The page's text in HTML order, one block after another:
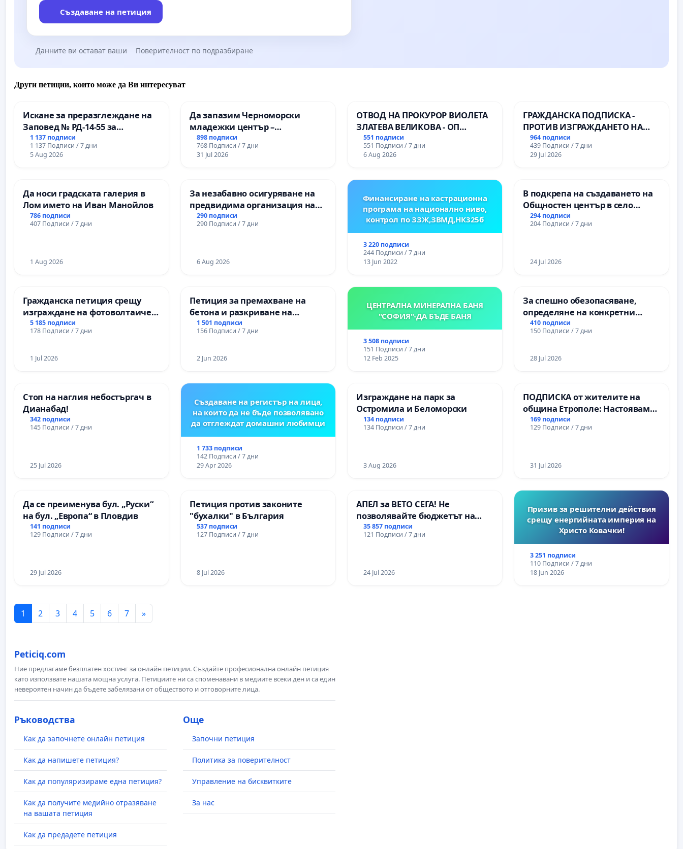
Създаване на петиция
Данните ви остават ваши Поверителност по подразбиране
Други петиции, които може да Ви интересуват
Искане за преразглеждане на
Заповед № РД-14-55 за
вливането на
Професионалната гимназия по
промишлени технологии в
Пазарджик
1 137 подписи
1 137 Подписи / 7 дни
5 Aug 2026
Да запазим Черноморски
младежки център –
пространство за младите на
Варна
898 подписи
768 Подписи / 7 дни
31 Jul 2026
ОТВОД НА ПРОКУРОР ВИОЛЕТА
ЗЛАТЕВА ВЕЛИКОВА - ОП
ДОБРИЧ
551 подписи
551 Подписи / 7 дни
6 Aug 2026
ГРАЖДАНСКА ПОДПИСКА -
ПРОТИВ ИЗГРАЖДАНЕТО НА
ВЪЖЕНА ЛИНИЯ (ЛИФТ) НА
ТЕРИТОРИЯТА НА ПРИРОДНА
ЗАБЕЛЕЖИТЕЛНОСТ „ХЪЛМ НА
964 подписи
439 Подписи / 7 дни
29 Jul 2026
Да носи градската галерия в
Лом името на Иван Манойлов
786 подписи
407 Подписи / 7 дни
1 Aug 2026
За незабавно осигуряване на
предвидима организация на
учебния процес и гарантиране
на правото на равнопоставено
Александър I“ и Хуманитарна
290 подписи
290 Подписи / 7 дни
6 Aug 2026
Финансиране на кастрационна
програма на национално ниво,
контрол по ЗЗЖ,ЗВМД,НК325б
3 220 подписи
244 Подписи / 7 дни
13 Jun 2022
В подкрепа на създаването на
Общностен център в село
Църква
294 подписи
204 Подписи / 7 дни
24 Jul 2026
Гражданска петиция срещу
изграждане на фотоволтаичен
парк в с.Прибой, общ. Радомир
5 185 подписи
178 Подписи / 7 дни
1 Jul 2026
Петиция за премахване на
бетона и разкриване на
античното сърце на
Могиланската могила във
1 501 подписи
156 Подписи / 7 дни
2 Jun 2026
ЦЕНТРАЛНА МИНЕРАЛНА БАНЯ
"СОФИЯ"-ДА БЪДЕ БАНЯ
3 508 подписи
151 Подписи / 7 дни
12 Feb 2025
За спешно обезопасяване,
определяне на конкретни
срокове и извършване на
цялостна рехабилитация на
пътен възел АМ „Тракия“ - гр.
410 подписи
150 Подписи / 7 дни
28 Jul 2026
Стоп на наглия небостъргач в
Дианабад!
342 подписи
145 Подписи / 7 дни
25 Jul 2026
Създаване на регистър на лица,
на които да не бъде позволявано
да отглеждат домашни любимци
1 733 подписи
142 Подписи / 7 дни
29 Apr 2026
Изграждане на парк за
Остромила и Беломорски
134 подписи
134 Подписи / 7 дни
3 Aug 2026
ПОДПИСКА от жителите на
община Етрополе: Настояваме
за ясни гаранции от “Елаците-
МЕД” АД и от държавата, че ще
169 подписи
129 Подписи / 7 дни
31 Jul 2026
Да се преименува бул. „Руски“
на бул. „Европа“ в Пловдив
141 подписи
129 Подписи / 7 дни
29 Jul 2026
Петиция против законите
"бухалки" в България
537 подписи
127 Подписи / 7 дни
8 Jul 2026
АПЕЛ за ВЕТО СЕГА! Не
позволявайте бюджетът на
Радев да открадне парите и
правата ни в тъмното
35 857 подписи
121 Подписи / 7 дни
24 Jul 2026
Призив за решителни действия
срещу енергийната империя на
Христо Ковачки!
3 251 подписи
110 Подписи / 7 дни
18 Jun 2026
1 2 3 4 5 6 7 »
Peticiq.com
Ние предлагаме безплатен хостинг за онлайн петиции. Създайте професионална онлайн петиция
като използвате нашата мощна услуга. Петициите ни са споменавани в медиите всеки ден и са един
невероятен начин да бъдете забелязани от обществото и отговорните лица.
Ръководства
Как да започнете онлайн петиция
Как да напишете петиция?
Как да популяризираме една петиция?
Как да получите медийно отразяване
на вашата петиция
Как да предадете петиция
Още
Започни петиция
Политика за поверителност
Управление на бисквитките
За нас